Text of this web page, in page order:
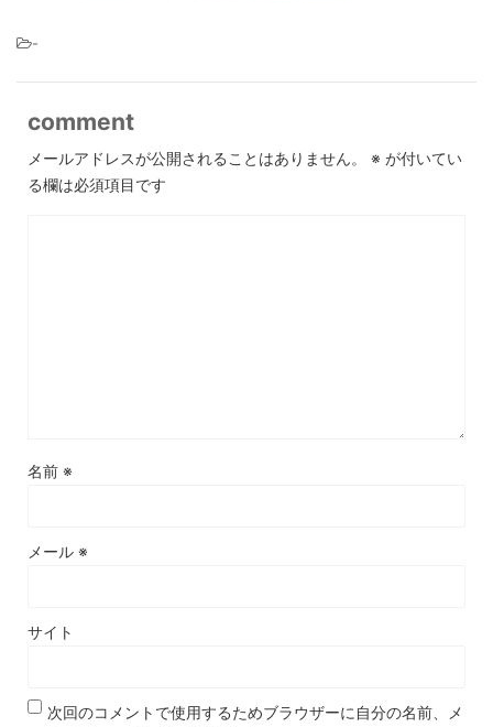
-
comment
メールアドレスが公開されることはありません。 ※ が付いてい
る欄は必須項目です
名前 ※
メール ※
サイト
次回のコメントで使用するためブラウザーに自分の名前、メ